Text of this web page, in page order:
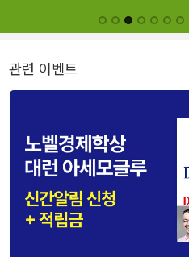
관련 이벤트